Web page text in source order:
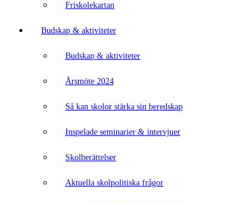
Friskolekartan
Budskap & aktiviteter
Budskap & aktiviteter
Årsmöte 2024
Så kan skolor stärka sin beredskap
Inspelade seminarier & intervjuer
Skolberättelser
Aktuella skolpolitiska frågor